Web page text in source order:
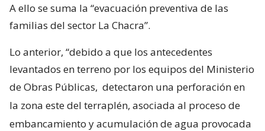
A ello se suma la “evacuación preventiva de las
familias del sector La Chacra”.
Lo anterior, “debido a que los antecedentes
levantados en terreno por los equipos del Ministerio
de Obras Públicas, detectaron una perforación en
la zona este del terraplén, asociada al proceso de
embancamiento y acumulación de agua provocada